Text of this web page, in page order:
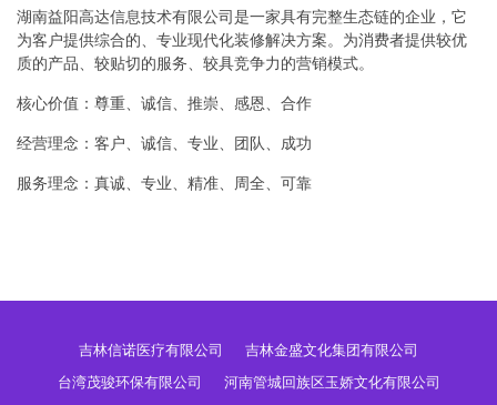
湖南益阳高达信息技术有限公司是一家具有完整生态链的企业，它
为客户提供综合的、专业现代化装修解决方案。为消费者提供较优
质的产品、较贴切的服务、较具竞争力的营销模式。
核心价值：尊重、诚信、推崇、感恩、合作
经营理念：客户、诚信、专业、团队、成功
服务理念：真诚、专业、精准、周全、可靠
吉林信诺医疗有限公司
吉林金盛文化集团有限公司
台湾茂骏环保有限公司
河南管城回族区玉娇文化有限公司